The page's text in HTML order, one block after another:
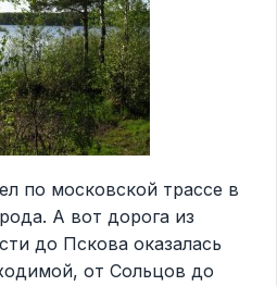
по московской трассе в
А вот дорога из
до Пскова оказалась
от Сольцов до